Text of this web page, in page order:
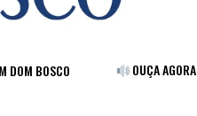
DOM BOSCO OUÇA AGORA